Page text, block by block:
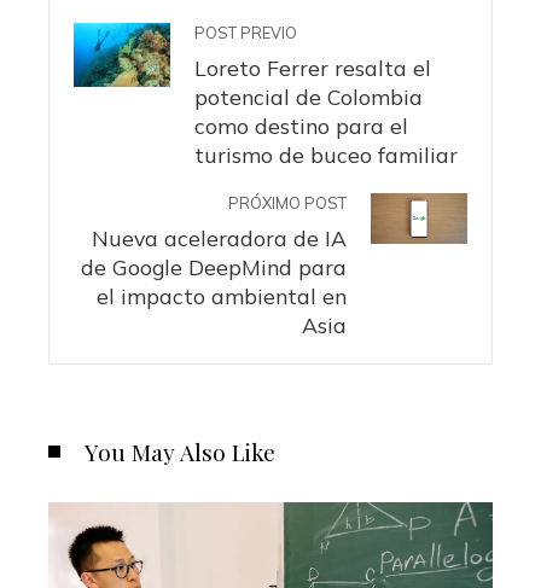
POST PREVIO
Loreto Ferrer resalta el
potencial de Colombia
como destino para el
turismo de buceo familiar
PRÓXIMO POST
Nueva aceleradora de IA
de Google DeepMind para
el impacto ambiental en
Asia
You May Also Like